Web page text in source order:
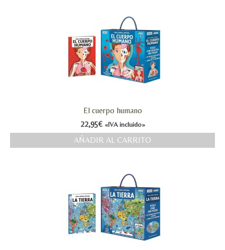
El cuerpo humano
22,95€ «IVA incluido»
AÑADIR AL CARRITO